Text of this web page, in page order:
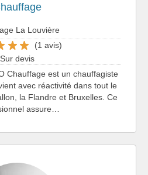
La Louvière
(1 avis)
Sur devis
Chauffage est un chauffagiste
avec réactivité dans tout le
la Flandre et Bruxelles. Ce
assure…